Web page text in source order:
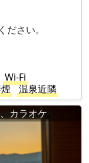
さい。
Wi-Fi
温泉近隣
カラオケ